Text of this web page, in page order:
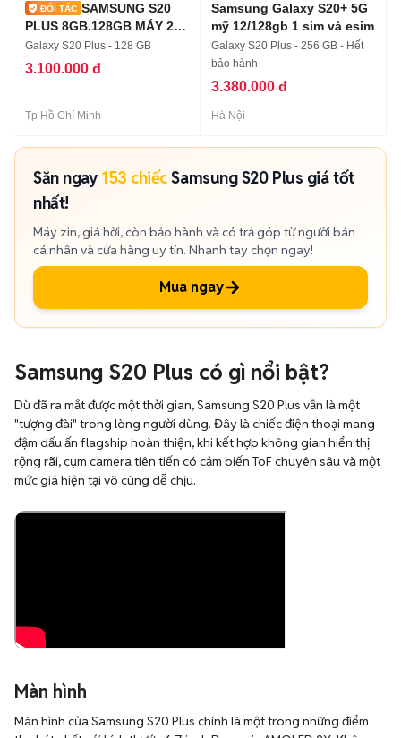
SAMSUNG S20
PLUS 8GB.128GB MÁY 2
SIM ZIN ĐẸP
Galaxy S20 Plus - 128 GB
3.100.000 đ
Tp Hồ Chí Minh
Samsung Galaxy S20+ 5G
mỹ 12/128gb 1 sim và esim
Galaxy S20 Plus - 256 GB - Hết
bảo hành
3.380.000 đ
Hà Nội
Săn ngay 153 chiếcSamsung S20 Plus giá tốt
nhất!
Máy zin, giá hời, còn bảo hành và có trả góp từ người bán
cá nhân và cửa hàng uy tín. Nhanh tay chọn ngay!
Mua ngay
Samsung S20 Plus có gì nổi bật?
Dù đã ra mắt được một thời gian, Samsung S20 Plus vẫn là một
"tượng đài" trong lòng người dùng. Đây là chiếc điện thoại mang
đậm dấu ấn flagship hoàn thiện, khi kết hợp không gian hiển thị
rộng rãi, cụm camera tiên tiến có cảm biến ToF chuyên sâu và một
mức giá hiện tại vô cùng dễ chịu.
Màn hình
Màn hình của Samsung S20 Plus chính là một trong những điểm